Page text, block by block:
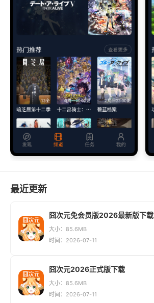
最近更新
囧次元免会员版2026最新版下载
大小：85.6MB
时间：2026-07-11
囧次元2026正式版下载
大小：85.6MB
时间：2026-07-11